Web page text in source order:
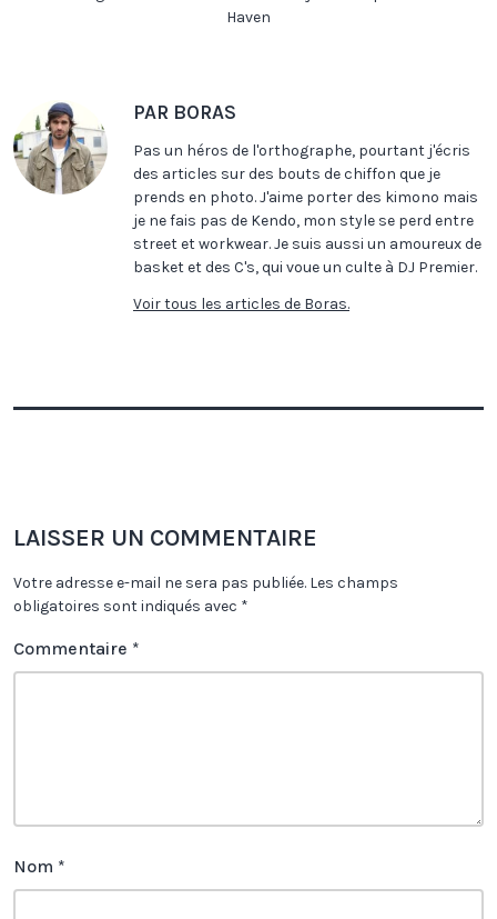
Haven
PAR BORAS
Pas un héros de l'orthographe, pourtant j'écris
des articles sur des bouts de chiffon que je
prends en photo. J'aime porter des kimono mais
je ne fais pas de Kendo, mon style se perd entre
street et workwear. Je suis aussi un amoureux de
basket et des C's, qui voue un culte à DJ Premier.
Voir tous les articles de Boras.
LAISSER UN COMMENTAIRE
Votre adresse e-mail ne sera pas publiée. Les champs
obligatoires sont indiqués avec *
Commentaire *
Nom *